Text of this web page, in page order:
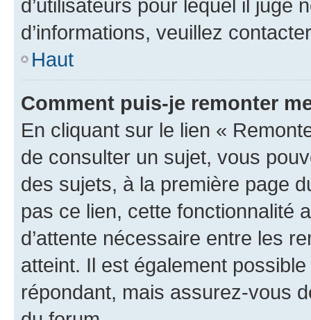
d’utilisateurs pour lequel il juge
d’informations, veuillez
Haut
Comment puis-je remonter
En cliquant sur le lien «
de consulter un sujet, vous
des sujets, à la première page
pas ce lien, cette fonctionnalité
d’attente nécessaire entre les
atteint. Il est également
répondant, mais assurez-vous